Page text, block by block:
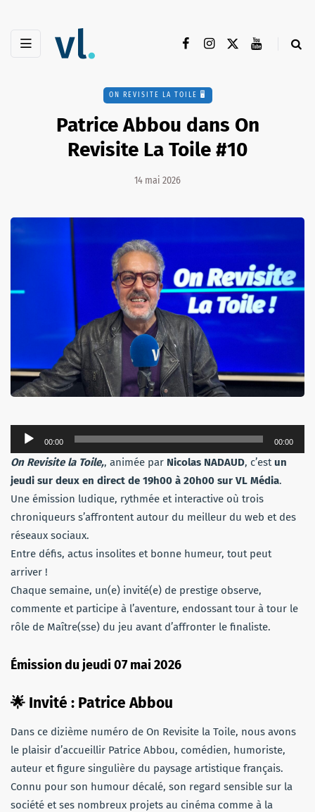
ON REVISITE LA TOILE 🖥️
Patrice Abbou dans On
Revisite La Toile #10
14 mai 2026
Lecteur
audio
00:00 00:00
On Revisite la Toile,, animée par Nicolas NADAUD, c’estun
jeudi sur deux en direct de 19h00 à 20h00 sur VL Média.
Une émission ludique, rythmée et interactive où trois
chroniqueurs s’affrontent autour du meilleur du web et des
réseaux sociaux.
Entre défis, actus insolites et bonne humeur, tout peut
arriver !
Chaque semaine, un(e) invité(e) de prestige observe,
commente et participe à l’aventure, endossant tour à tour le
rôle de Maître(sse) du jeu avant d’affronter le finaliste.
Émission du jeudi 07 mai 2026
🌟 Invité : Patrice Abbou
Dans ce dizième numéro de On Revisite la Toile, nous avons
le plaisir d’accueillir Patrice Abbou, comédien, humoriste,
auteur et figure singulière du paysage artistique français.
Connu pour son humour décalé, son regard sensible sur la
société et ses nombreux projets au cinéma comme à la